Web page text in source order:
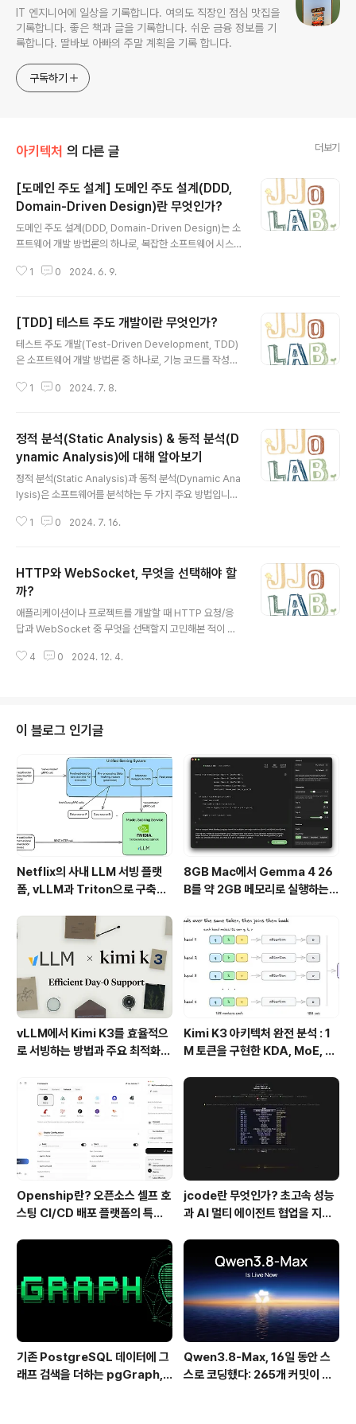
IT 엔지니어에 일상을 기록합니다. 여의도 직장인 점심 맛집을
기록합니다. 좋은 책과 글을 기록합니다. 쉬운 금융 정보를 기
록합니다. 딸바보 아빠의 주말 계획을 기록 합니다.
구독하기
아키텍처 의 다른 글 더보기
[도메인 주도 설계] 도메인 주도 설계(DDD,
Domain-Driven Design)란 무엇인가?
도메인 주도 설계(DDD, Domain-Driven Design)는 소
프트웨어 개발 방법론의 하나로, 복잡한 소프트웨어 시스
입니다. 이 방법론은 에릭 에반스(Eric Evans)가 그의 책
개발 팀과 도메인 전문가들이 긴밀하게 협력하여 도메인
모델을 구축하고 이를 코드에 반영하는 것을 목표로 합니
다.도메인 주도 설계의 주요 개념도메인(Domain): 소프트
시스템의 경우 은행 업무 자체가 도메인이 됩니다.도메인
1 0 2024. 6. 9.
[TDD] 테스트 주도 개발이란 무엇인가?
테스트 주도 개발(Test-Driven Development, TDD)
은 소프트웨어 개발 방법론 중 하나로, 기능 코드를 작성하
주된 목표는 코드의 품질을 높이고, 유지보수성을 개선하
테스트할 수 있는 단위 테스트(Unit Test)를 작성합니다.
이 단계에서는 아직 기능 코드가 작성되지 않았기 때문에
테스트는 실패(Red)합니다.코드 작성 (Green 단계): 테
스트가 실패한 것을 확인한 후, 테스트를 통과하기 위해 최
소한의 기능 코드를 작성합니다. 목표는 테스트를 성공적
으로 통과시키는 것에 집중하는 것입니다. 이 단계가 끝나
1 0 2024. 7. 8.
정적 분석(Static Analysis) & 동적 분석(D
ynamic Analysis)에 대해 알아보기
정적 분석(Static Analysis)과 동적 분석(Dynamic Ana
lysis)은 소프트웨어를 분석하는 두 가지 주요 방법입니다.
가하는 데 사용됩니다.정적 분석(Static Analysis)정적
로 합니다. 주요 특징구분내용 코드 검사 코드의 문법, 스타
일, 잠재적 버그, 보안 취약점 등을 찾기 위해 사용됩니다.
이는 코드의 동작을 이해하지 않고도 가능한 일입니다. 도
구 사용 정적 분석을 수행하는 다양한 도구들이 있습니다.
예를 들어, SonarQube, Coverity, PVS-Studio 등이
있습니다. 자동화 정적 분석 도구는..
1 0 2024. 7. 16.
HTTP와 WebSocket, 무엇을 선택해야 할
까?
애플리케이션이나 프로젝트를 개발할 때 HTTP 요청/응
답과 WebSocket 중 무엇을 선택할지 고민해본 적이 있
을 개발하거나 다양한 기술적 결정을 내려야 하는 상황이
와 WebSocket의 주요 차이점HTTPHTTP는 전통적인
요청/응답(request/response) 패턴을 따릅니다. 이는
클라이언트가 요청을 보내고, 서버가 이에 응답하는 구조
로 이루어져 있습니다.장점:캐싱 지원: 자주 변경되지 않는
리소스에 대해 캐싱이 가능하여 성능을 최적화할 수 있습
4 0 2024. 12. 4.
이 블로그 인기글
Netflix의 사내 LLM 서빙 플랫
폼, vLLM과 Triton으로 구축한
8GB Mac에서 Gemma 4 26
B를 약 2GB 메모리로 실행하는 T
vLLM에서 Kimi K3를 효율적으
로 서빙하는 방법과 주요 최적화
Kimi K3 아키텍처 완전 분석 : 1
M 토큰을 구현한 KDA, MoE, Fl
핵심 기술
Openship란? 오픈소스 셀프 호
스팅 CI/CD 배포 플랫폼의 특징
jcode란 무엇인가? 초고속 성능
과 AI 멀티 에이전트 협업을 지원
기존 PostgreSQL 데이터에 그
래프 검색을 더하는 pgGraph,
Qwen3.8-Max, 16일 동안 스
스로 코딩했다: 265개 커밋이 보